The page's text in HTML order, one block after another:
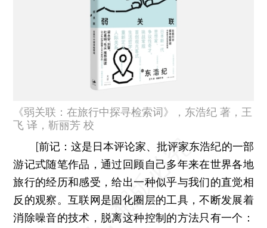
《弱关联：在旅行中探寻检索词》，东浩纪 著，王
飞 译，靳丽芳 校
[前记： 这是日本评论家、批评家东浩纪的一部
游记式随笔作品，通过回顾自己多年来在世界各地
旅行的经历和感受，给出一种似乎与我们的直觉相
反的观察。互联网是固化圈层的工具，不断发展着
消除噪音的技术，脱离这种控制的方法只有一个：